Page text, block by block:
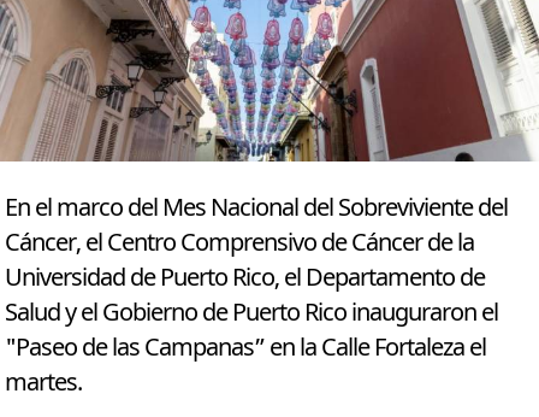
En el marco del Mes Nacional del Sobreviviente del
Cáncer, el Centro Comprensivo de Cáncer de la
Universidad de Puerto Rico, el Departamento de
Salud y el Gobierno de Puerto Rico inauguraron el
"Paseo de las Campanas” en la Calle Fortaleza el
martes.